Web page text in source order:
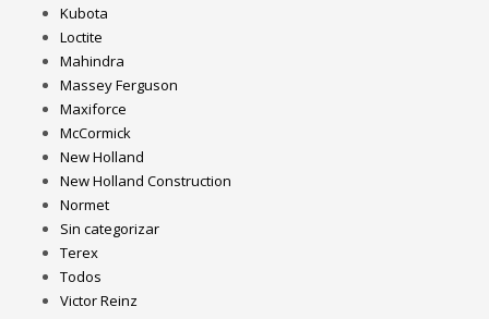
Kubota
Loctite
Mahindra
Massey Ferguson
Maxiforce
McCormick
New Holland
New Holland Construction
Normet
Sin categorizar
Terex
Todos
Victor Reinz